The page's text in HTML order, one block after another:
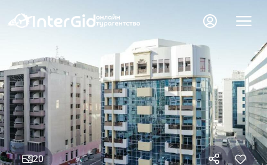
20